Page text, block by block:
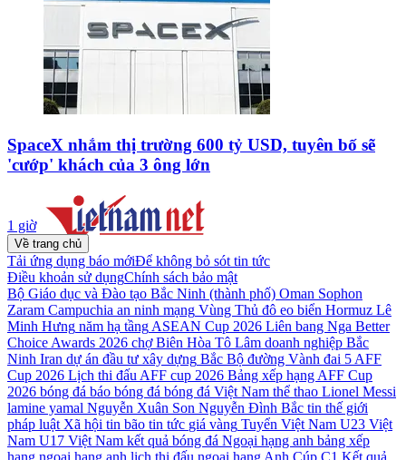
SpaceX nhắm thị trường 600 tỷ USD, tuyên bố sẽ
'cướp' khách của 3 ông lớn
1 giờ
Về trang chủ
Tải ứng dụng báo mớiĐể không bỏ sót tin tức
Điều khoản sử dụngChính sách bảo mật
Bộ Giáo dục và Đào tạo Bắc Ninh (thành phố) Oman Sophon
Zaram Campuchia an ninh mạng Vùng Thủ đô eo biển Hormuz Lê
Minh Hưng năm hạ tầng ASEAN Cup 2026 Liên bang Nga Better
Choice Awards 2026 chợ Biên Hòa Tô Lâm doanh nghiệp Bắc
Ninh Iran dự án đầu tư xây dựng Bắc Bộ đường Vành đai 5 AFF
Cup 2026 Lịch thi đấu AFF cup 2026 Bảng xếp hạng AFF Cup
2026 bóng đá báo bóng đá bóng đá Việt Nam thể thao Lionel Messi
lamine yamal Nguyễn Xuân Son Nguyễn Đình Bắc tin thế giới
pháp luật Xã hội tin bão tin tức giá vàng Tuyển Việt Nam U23 Việt
Nam U17 Việt Nam kết quả bóng đá Ngoại hạng anh bảng xếp
hạng ngoại hạng anh lịch thi đấu ngoại hạng Anh Cúp C1 Kết quả